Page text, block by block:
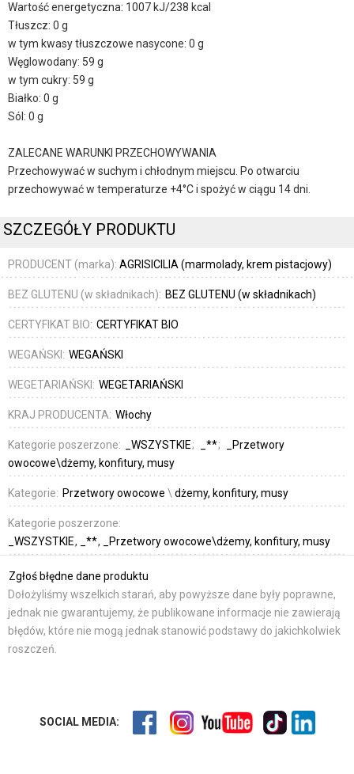
Wartość energetyczna: 1007 kJ/238 kcal
Tłuszcz: 0 g
w tym kwasy tłuszczowe nasycone: 0 g
Węglowodany: 59 g
w tym cukry: 59 g
Białko: 0 g
Sól: 0 g
ZALECANE WARUNKI PRZECHOWYWANIA
Przechowywać w suchym i chłodnym miejscu. Po otwarciu
przechowywać w temperaturze +4°C i spożyć w ciągu 14 dni.
SZCZEGÓŁY PRODUKTU
PRODUCENT (marka): AGRISICILIA (marmolady, krem pistacjowy)
BEZ GLUTENU (w składnikach): BEZ GLUTENU (w składnikach)
CERTYFIKAT BIO: CERTYFIKAT BIO
WEGAŃSKI: WEGAŃSKI
WEGETARIAŃSKI: WEGETARIAŃSKI
KRAJ PRODUCENTA: Włochy
Kategorie poszerzone: _WSZYSTKIE _**
_Przetwory
owocowe\dżemy, konfitury, musy
Kategorie: Przetwory owocowe \ dżemy, konfitury, musy
Kategorie poszerzone:
_WSZYSTKIE
_** _Przetwory owocowe\dżemy, konfitury, musy
Zgłoś błędne dane produktu
Dołożyliśmy wszelkich starań, aby powyższe dane były poprawne,
jednak nie gwarantujemy, że publikowane informacje nie zawierają
błędów, które nie mogą jednak stanowić podstawy do jakichkolwiek
roszczeń.
SOCIAL MEDIA: